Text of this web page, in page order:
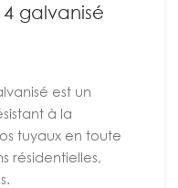
galvanisé
est un
à la
tuyaux en toute
résidentielles,